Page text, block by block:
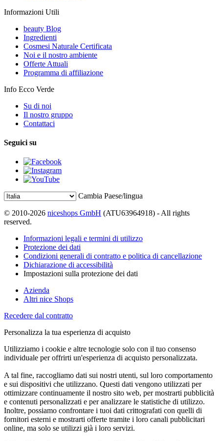
Informazioni Utili
beauty Blog
Ingredienti
Cosmesi Naturale Certificata
Noi e il nostro ambiente
Offerte Attuali
Programma di affiliazione
Info Ecco Verde
Su di noi
Il nostro gruppo
Contattaci
Seguici su
Cambia Paese/lingua
© 2010-2026 niceshops GmbH (ATU63964918) - All rights
reserved.
Informazioni legali e termini di utilizzo
Protezione dei dati
Condizioni generali di contratto e politica di cancellazione
Dichiarazione di accessibilità
Impostazioni sulla protezione dei dati
Azienda
Altri nice Shops
Recedere dal contratto
Personalizza la tua esperienza di acquisto
Utilizziamo i cookie e altre tecnologie solo con il tuo consenso
individuale per offrirti un'esperienza di acquisto personalizzata.
A tal fine, raccogliamo dati sui nostri utenti, sul loro comportamento
e sui dispositivi che utilizzano. Questi dati vengono utilizzati per
ottimizzare continuamente il nostro sito web, per mostrarti pubblicità
e contenuti personalizzati e per analizzare le statistiche di utilizzo.
Inoltre, possiamo confrontare i tuoi dati crittografati con quelli di
fornitori esterni e mostrarti offerte tramite i loro canali pubblicitari
online, ma solo se utilizzi già i loro servizi.